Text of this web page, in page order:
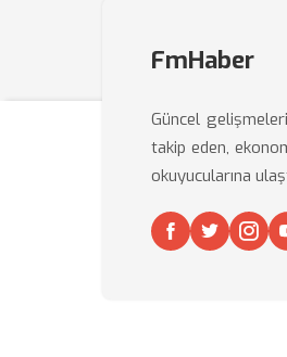
FmHaber
Güncel
takip eden,
okuyucularına